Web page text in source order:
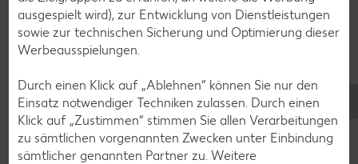
Glutenfreie Rezepte
Wer auf Gluten verzichtet, muss nicht automatisch auf
mit unseren glutenfreien Rezepten zauberst du dir Gerichte,
die nicht nur verträglich, sondern auch richtig lecker sind.
Rezepte entdecken
ausgespielt wird), zur Entwicklung von Dienstleistungen
sowie zur technischen Sicherung und Optimierung dieser
Werbeausspielungen.
Durch einen Klick auf „Ablehnen“ können Sie nur den
Einsatz notwendiger Techniken zulassen. Durch einen
Klick auf „Zustimmen“ stimmen Sie allen Verarbeitungen
zu sämtlichen vorgenannten Zwecken unter Einbindung
sämtlicher genannten Partner zu. Weitere